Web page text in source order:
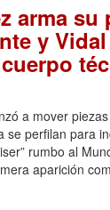
arma su
y
a mover
se perfilan para
rumbo al
aparición